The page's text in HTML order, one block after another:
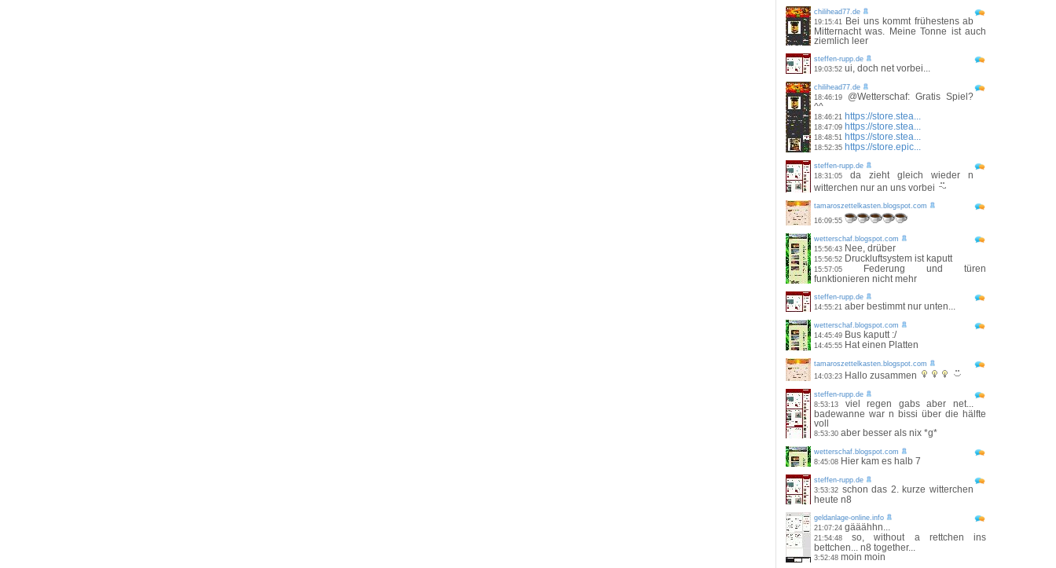
chilihead77.de
19:15:41 Bei uns kommt frühestens ab
Mitternacht was. Meine Tonne ist auch
ziemlich leer
steffen-rupp.de
19:03:52 ui, doch net vorbei...
chilihead77.de
18:46:19 @Wetterschaf: Gratis Spiel?
^^
18:46:21 https://store.stea...
18:47:09 https://store.stea...
18:48:51 https://store.stea...
18:52:35 https://store.epic...
steffen-rupp.de
18:31:05 da zieht gleich wieder n
witterchen nur an uns vorbei
tamaroszettelkasten.blogspot.com
16:09:55
wetterschaf.blogspot.com
15:56:43 Nee, drüber
15:56:52 Druckluftsystem ist kaputt
15:57:05
Federung und türen
funktionieren nicht mehr
steffen-rupp.de
14:55:21 aber bestimmt nur unten...
wetterschaf.blogspot.com
14:45:49 Bus kaputt :/
14:45:55 Hat einen Platten
tamaroszettelkasten.blogspot.com
14:03:23 Hallo zusammen
steffen-rupp.de
8:53:13 viel regen gabs aber net...
badewanne war n bissi über die hälfte
voll
8:53:30 aber besser als nix *g*
wetterschaf.blogspot.com
8:45:08 Hier kam es halb 7
steffen-rupp.de
3:53:32 schon das 2. kurze witterchen
heute n8
geldanlage-online.info
21:07:24 gääähhn...
21:54:48so, without a rettchen ins
bettchen... n8 together...
3:52:48 moin moin